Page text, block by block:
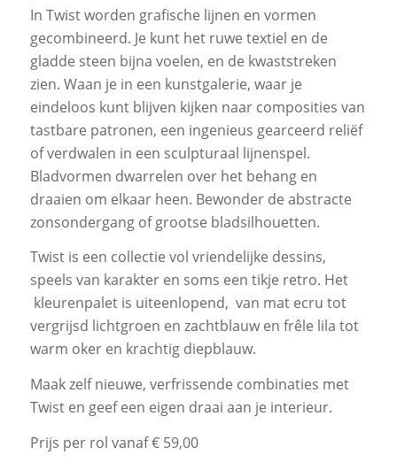
In Twist worden grafische lijnen en vormen
gecombineerd. ­­Je kunt het ruwe textiel en de
gladde steen bijna voelen, en de kwaststreken
zien. Waan je in een kunstgalerie, waar je
eindeloos kunt blijven kijken naar composities van
tastbare patronen, een ingenieus gearceerd reliëf
of verdwalen in een sculpturaal lijnenspel.
Bladvormen dwarrelen over het behang en
draaien om elkaar heen. Bewonder de abstracte
zonsondergang of grootse bladsilhouetten.
Twist is een collectie vol vriendelijke dessins,
speels van karakter en soms een tikje retro. Het
kleurenpalet is uiteenlopend, van mat ecru tot
vergrijsd lichtgroen en zachtblauw en frêle lila tot
warm oker en krachtig diepblauw.
Maak zelf nieuwe, verfrissende combinaties met
Twist en geef een eigen draai aan je interieur.
Prijs per rol vanaf € 59,00